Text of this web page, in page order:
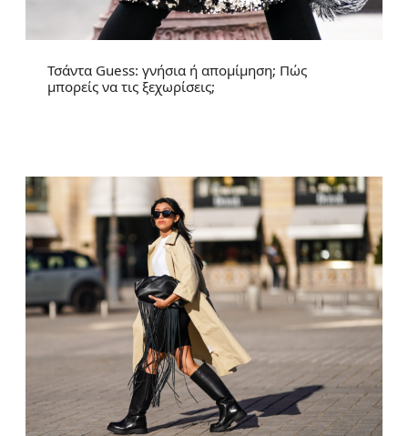
Τσάντα Guess: γνήσια ή απομίμηση; Πώς
μπορείς να τις ξεχωρίσεις;